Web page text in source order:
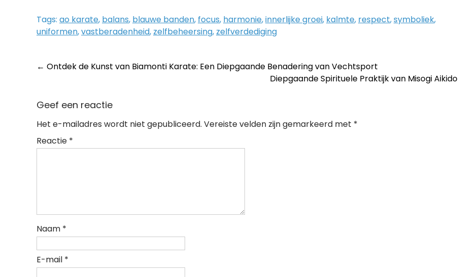
Tags: ao karate, balans, blauwe banden, focus, harmonie,innerlijke groei, kalmte, respect,symboliek,
uniformen,vastberadenheid, zelfbeheersing, zelfverdediging
Post
← Ontdek de Kunst van Biamonti Karate: Een Diepgaande Benadering van Vechtsport
Diepgaande Spirituele Praktijk van Misogi Aikido
Geef een reactie
Het e-mailadres wordt niet gepubliceerd. Vereiste velden zijn gemarkeerd met *
Reactie *
Naam *
E-mail *